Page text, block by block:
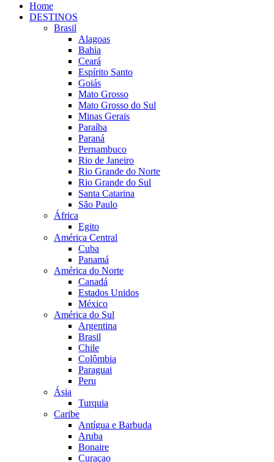
Home
DESTINOS
Brasil
Alagoas
Bahia
Ceará
Espírito Santo
Goiás
Mato Grosso
Mato Grosso do Sul
Minas Gerais
Paraíba
Paraná
Pernambuco
Rio de Janeiro
Rio Grande do Norte
Rio Grande do Sul
Santa Catarina
São Paulo
África
Egito
América Central
Cuba
Panamá
América do Norte
Canadá
Estados Unidos
México
América do Sul
Argentina
Brasil
Chile
Colômbia
Paraguai
Peru
Ásia
Turquia
Caribe
Antígua e Barbuda
Aruba
Bonaire
Curaçao